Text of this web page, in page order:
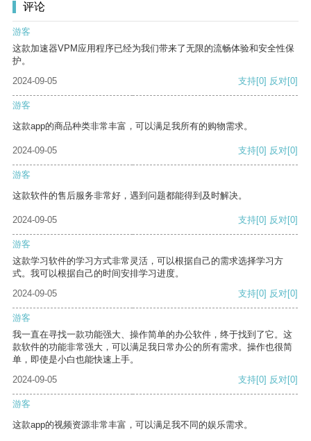
评论
游客
这款加速器VPM应用程序已经为我们带来了无限的流畅体验和安全性保
护。
2024-09-05
支持[0] 反对[0]
游客
这款app的商品种类非常丰富，可以满足我所有的购物需求。
2024-09-05 支持[0] 反对[0]
游客
这款软件的售后服务非常好，遇到问题都能得到及时解决。
2024-09-05 支持[0] 反对[0]
游客
这款学习软件的学习方式非常灵活，可以根据自己的需求选择学习方
式。我可以根据自己的时间安排学习进度。
2024-09-05
支持[0] 反对[0]
游客
我一直在寻找一款功能强大、操作简单的办公软件，终于找到了它。这
款软件的功能非常强大，可以满足我日常办公的所有需求。操作也很简
单，即使是小白也能快速上手。
2024-09-05
支持[0] 反对[0]
游客
这款app的视频资源非常丰富，可以满足我不同的娱乐需求。